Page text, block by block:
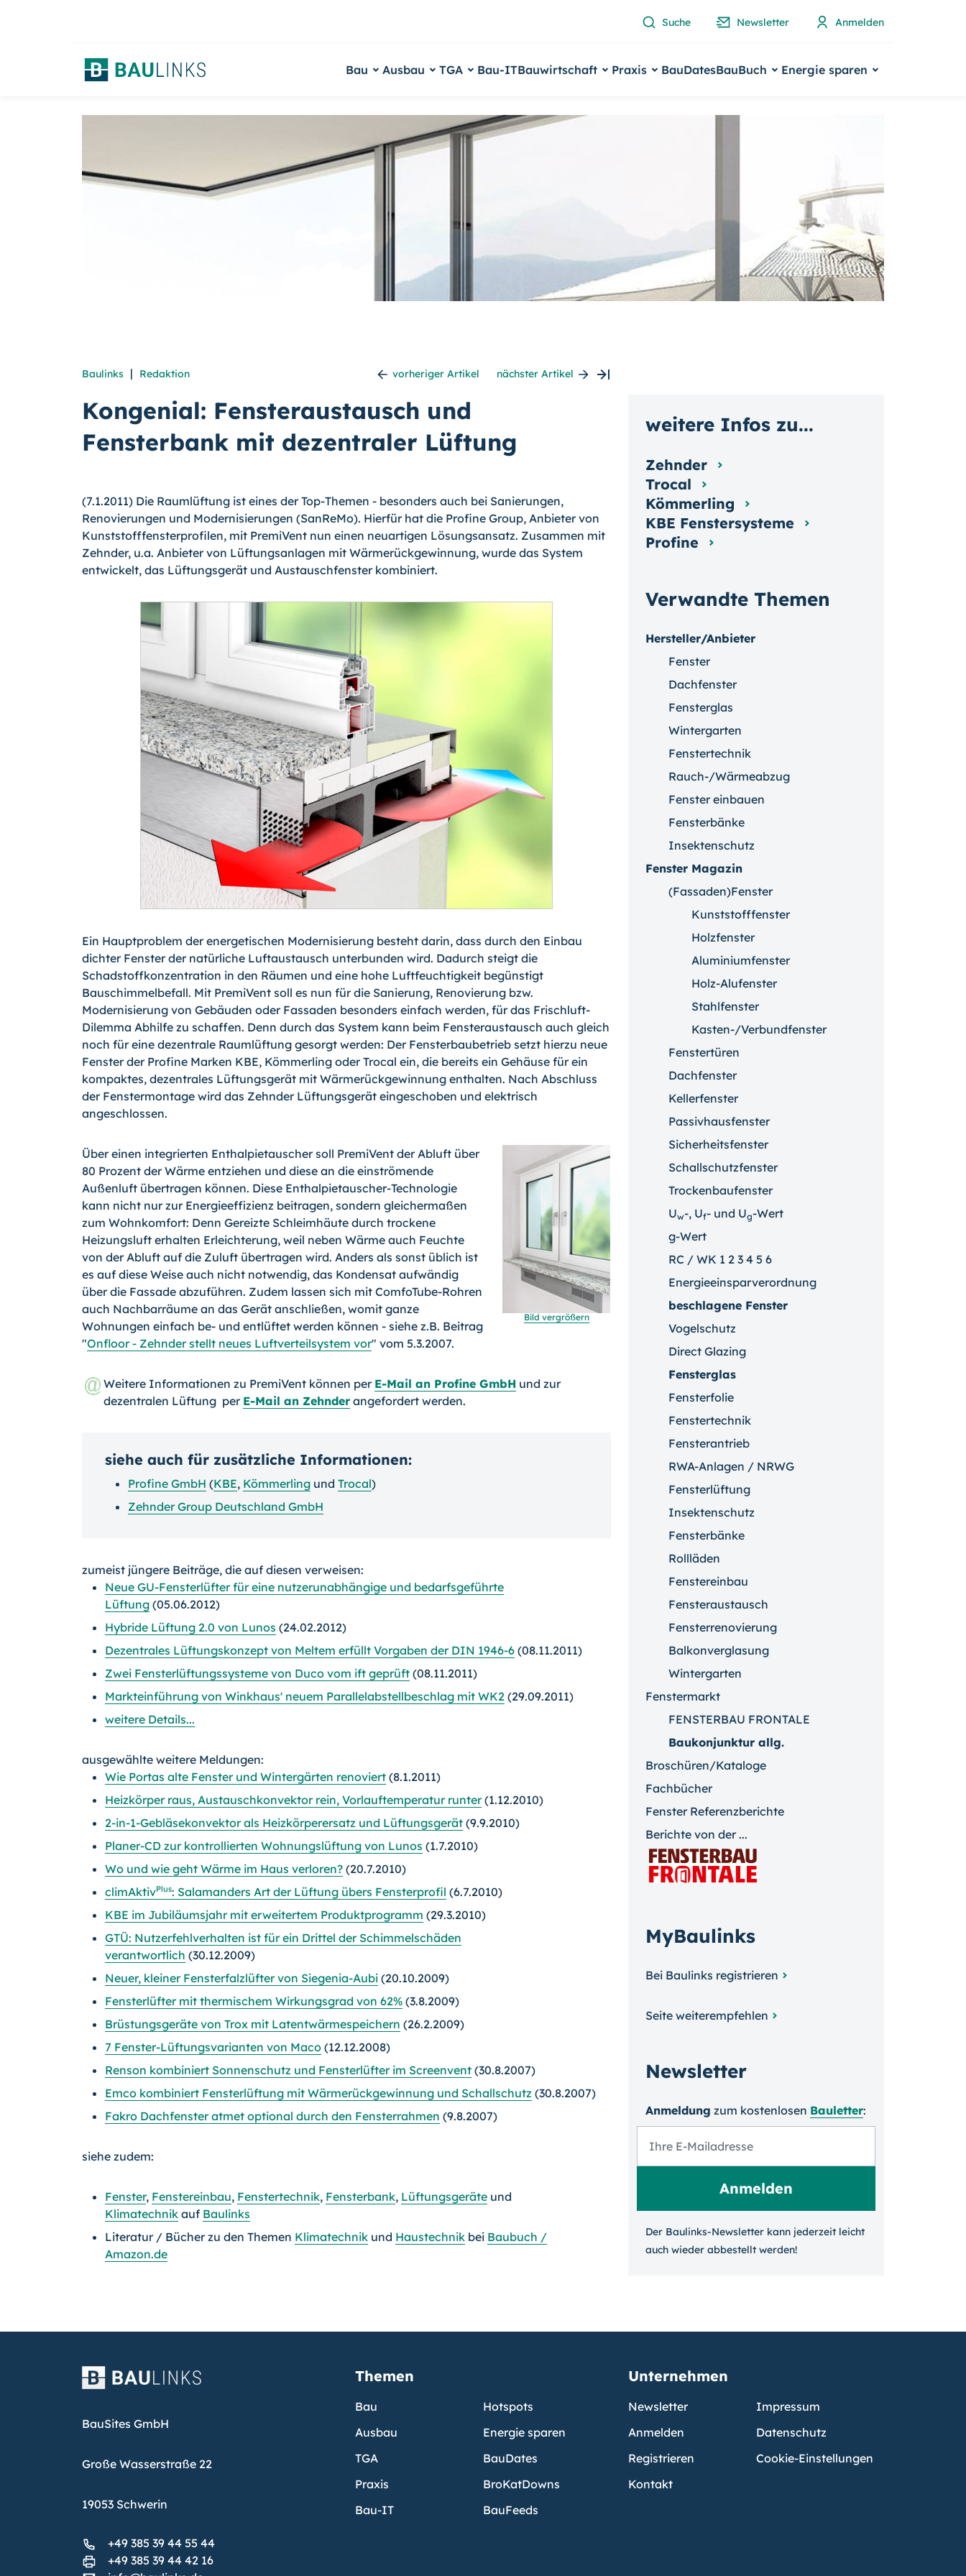
Suche Newsletter Anmelden
Bau Ausbau TGA Bau-ITBauwirtschaft Praxis BauDatesBauBuch Energie sparen
Baulinks | Redaktion vorheriger Artikel nächster Artikel
Kongenial: Fensteraustausch und
Fensterbank mit dezentraler Lüftung
(7.1.2011) Die Raumlüftung ist eines der Top-Themen - besonders auch bei Sanierungen,
Renovierungen und Modernisierungen (SanReMo). Hierfür hat die Profine Group, Anbieter von
Kunststofffensterprofilen, mit PremiVent nun einen neuartigen Lösungsansatz. Zusammen mit
Zehnder, u.a. Anbieter von Lüftungsanlagen mit Wärmerückgewinnung, wurde das System
entwickelt, das Lüftungsgerät und Austauschfenster kombiniert.
Ein Hauptproblem der energetischen Modernisierung besteht darin, dass durch den Einbau
dichter Fenster der natürliche Luftaustausch unterbunden wird. Dadurch steigt die
Schadstoffkonzentration in den Räumen und eine hohe Luftfeuchtigkeit begünstigt
Bauschimmelbefall. Mit PremiVent soll es nun für die Sanierung, Renovierung bzw.
Modernisierung von Gebäuden oder Fassaden besonders einfach werden, für das Frischluft-
Dilemma Abhilfe zu schaffen. Denn durch das System kann beim Fensteraustausch auch gleich
noch für eine dezentrale Raumlüftung gesorgt werden: Der Fensterbaubetrieb setzt hierzu neue
Fenster der Profine Marken KBE, Kömmerling oder Trocal ein, die bereits ein Gehäuse für ein
kompaktes, dezentrales Lüftungsgerät mit Wärmerückgewinnung enthalten. Nach Abschluss
der Fenstermontage wird das Zehnder Lüftungsgerät eingeschoben und elektrisch
angeschlossen.
Bild vergrößern
Über einen integrierten Enthalpietauscher soll PremiVent der Abluft über
80 Prozent der Wärme entziehen und diese an die einströmende
Außenluft übertragen können. Diese Enthalpietauscher-Technologie
kann nicht nur zur Energieeffizienz beitragen, sondern gleichermaßen
zum Wohnkomfort: Denn Gereizte Schleimhäute durch trockene
Heizungsluft erhalten Erleichterung, weil neben Wärme auch Feuchte
von der Abluft auf die Zuluft übertragen wird. Anders als sonst üblich ist
es auf diese Weise auch nicht notwendig, das Kondensat aufwändig
über die Fassade abzuführen. Zudem lassen sich mit ComfoTube-Rohren
auch Nachbarräume an das Gerät anschließen, womit ganze
Wohnungen einfach be- und entlüftet werden können - siehe z.B. Beitrag
"Onfloor - Zehnder stellt neues Luftverteilsystem vor" vom 5.3.2007.
Weitere Informationen zu PremiVent können per E-Mail an Profine GmbH und zur
dezentralen Lüftung per E-Mail an Zehnder angefordert werden.
siehe auch für zusätzliche Informationen:
Profine GmbH (KBE, Kömmerling und Trocal)
Zehnder Group Deutschland GmbH
zumeist jüngere Beiträge, die auf diesen verweisen:
Neue GU-Fensterlüfter für eine nutzerunabhängige und bedarfsgeführte
Lüftung (05.06.2012)
Hybride Lüftung 2.0 von Lunos (24.02.2012)
Dezentrales Lüftungskonzept von Meltem erfüllt Vorgaben der DIN 1946-6 (08.11.2011)
Zwei Fensterlüftungssysteme von Duco vom ift geprüft (08.11.2011)
Markteinführung von Winkhaus' neuem Parallelabstellbeschlag mit WK2 (29.09.2011)
weitere Details...
ausgewählte weitere Meldungen:
Wie Portas alte Fenster und Wintergärten renoviert (8.1.2011)
Heizkörper raus, Austauschkonvektor rein, Vorlauftemperatur runter(1.12.2010)
2-in-1-Gebläsekonvektor als Heizkörperersatz und Lüftungsgerät (9.9.2010)
Planer-CD zur kontrollierten Wohnungslüftung von Lunos (1.7.2010)
Wo und wie geht Wärme im Haus verloren? (20.7.2010)
climAktivPlus: Salamanders Art der Lüftung übers Fensterprofil (6.7.2010)
KBE im Jubiläumsjahr mit erweitertem Produktprogramm (29.3.2010)
GTÜ: Nutzerfehlverhalten ist für ein Drittel der Schimmelschäden
verantwortlich (30.12.2009)
Neuer, kleiner Fensterfalzlüfter von Siegenia-Aubi (20.10.2009)
Fensterlüfter mit thermischem Wirkungsgrad von 62% (3.8.2009)
Brüstungsgeräte von Trox mit Latentwärmespeichern (26.2.2009)
7 Fenster-Lüftungsvarianten von Maco (12.12.2008)
Renson kombiniert Sonnenschutz und Fensterlüfter im Screenvent (30.8.2007)
Emco kombiniert Fensterlüftung mit Wärmerückgewinnung und Schallschutz (30.8.2007)
Fakro Dachfenster atmet optional durch den Fensterrahmen (9.8.2007)
siehe zudem:
Fenster, Fenstereinbau, Fenstertechnik, Fensterbank, Lüftungsgeräte und
Klimatechnik auf Baulinks
Literatur / Bücher zu den Themen Klimatechnik und Haustechnik bei Baubuch /
Amazon.de
Verwandte Themen
Hersteller/Anbieter
Fenster
Dachfenster
Fensterglas
Wintergarten
Fenstertechnik
Rauch-/Wärmeabzug
Fenster einbauen
Fensterbänke
Insektenschutz
Fenster Magazin
(Fassaden)Fenster
Kunststofffenster
Holzfenster
Aluminiumfenster
Holz-Alufenster
Stahlfenster
Kasten-/Verbundfenster
Fenstertüren
Dachfenster
Kellerfenster
Passivhausfenster
Sicherheitsfenster
Schallschutzfenster
Trockenbaufenster
Uw-, Uf- und Ug-Wert
g-Wert
RC / WK 1 2 3 4 5 6
Energieeinsparverordnung
beschlagene Fenster
Vogelschutz
Direct Glazing
Fensterglas
Fensterfolie
Fenstertechnik
Fensterantrieb
RWA-Anlagen / NRWG
Fensterlüftung
Insektenschutz
Fensterbänke
Rollläden
Fenstereinbau
Fensteraustausch
Fensterrenovierung
Balkonverglasung
Wintergarten
Fenstermarkt
FENSTERBAU FRONTALE
Baukonjunktur allg.
Broschüren/Kataloge
Fachbücher
Fenster Referenzberichte
Berichte von der ...
MyBaulinks
Bei Baulinks registrieren
Seite weiterempfehlen
Newsletter
Anmeldung zum kosten­losen Bauletter:
Der Baulinks-Newsletter kann jeder­zeit leicht
auch wieder ab­bestellt werden!
weitere Infos zu...
Zehnder
Trocal
Kömmerling
KBE Fenstersysteme
Profine
BauSites GmbH
Große Wasserstraße 22
19053 Schwerin
+49 385 39 44 55 44
+49 385 39 44 42 16
Themen
Bau
Ausbau
TGA
Praxis
Bau-IT
Hotspots
Energie sparen
BauDates
BroKatDowns
BauFeeds
Unternehmen
Newsletter
Anmelden
Registrieren
Kontakt
Impressum
Datenschutz
Cookie-Einstellungen